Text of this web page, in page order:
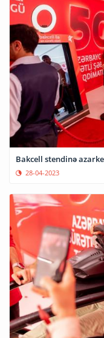
Bakcell stendinə
28-04-2023